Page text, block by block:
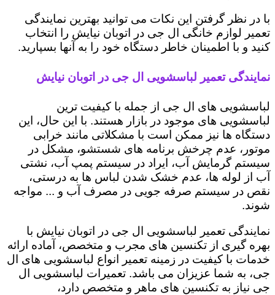
با در نظر گرفتن این نکات می توانید بهترین نمایندگی
تعمیر لوازم خانگی ال جی در اتوبان نیایش را انتخاب
کنید و با اطمینان خاطر دستگاه خود را به آنها بسپارید.
نمایندگی تعمیر لباسشویی ال جی در اتوبان نیایش
لباسشویی های ال جی از جمله با کیفیت ترین
لباسشویی های موجود در بازار هستند. با این حال، این
دستگاه ها نیز ممکن است با مشکلاتی مانند خرابی
موتور، عدم چرخش برنامه های شستشو، مشکل در
سیستم گرمایش آب، ایراد در سیستم پمپ آب، نشتی
آب از لوله ها، عدم خشک شدن لباس ها به درستی،
نقص در سیستم صرفه جویی در مصرف آب و ... مواجه
شوند.
نمایندگی تعمیر لباسشویی ال جی در اتوبان نیایش با
بهره گیری از تکنسین های مجرب و متخصص، آماده ارائه
خدمات با کیفیت در زمینه تعمیر انواع لباسشویی های ال
جی، به شما عزیزان می باشد. تعمیرات لباسشویی ال
جی نیاز به تکنسین های ماهر و متخصص دارد،